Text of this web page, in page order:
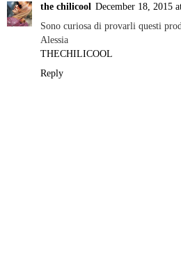
the chilicool December 18, 2015
Sono curiosa di provarli questi
Alessia
THECHILICOOL
Reply